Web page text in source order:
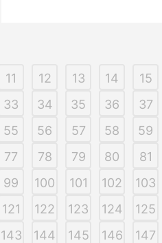
11 12 13 14 15
33 34 35 36 37
55 56 57 58 59
77 78 79 80 81
99 100 101 102 103
121 122 123 124 125
143 144 145 146 147